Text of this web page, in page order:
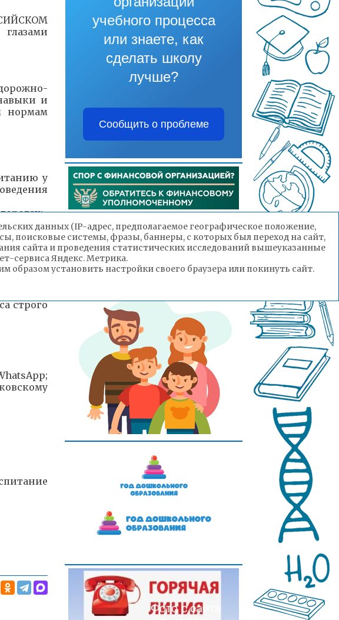
и
нормам
у
добрым
до 14
строго
учебного процесса
или знаете, как
сделать школу
лучше?
Сообщить о проблеме
данных (IP-адрес, предполагаемое географическое положение,
поисковые системы, фразы, баннеры, с которых был переход на сайт,
сайта и проведения статистических исследований вышеуказанные
сервиса Яндекс. Метрика.
установить настройки своего браузера или покинуть сайт.